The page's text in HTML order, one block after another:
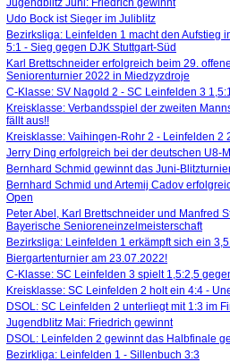
Jugendblitz Juni: Friedrich gewinnt
Udo Bock ist Sieger im Juliblitz
Bezirksliga: Leinfelden 1 macht den Aufstieg
5:1 - Sieg gegen DJK Stuttgart-Süd
Karl Brettschneider erfolgreich beim 29.
Seniorenturnier 2022 in Miedzyzdroje
C-Klasse: SV Nagold 2 - SC Leinfelden 3
Kreisklasse: Verbandsspiel der zweiten
fällt aus!!
Kreisklasse: Vaihingen-Rohr 2 - Leinfelden 2
Jerry Ding erfolgreich bei der deutschen U8-
Bernhard Schmid gewinnt das Juni-
Bernhard Schmid und Artemij Cadov
Open
Peter Abel, Karl Brettschneider und Manfred
Bayerische Senioreneinzelmeisterschaft
Bezirksliga: Leinfelden 1 erkämpft sich ein
Biergartenturnier am 23.07.2022!
C-Klasse: SC Leinfelden 3 spielt 1,5:2,5
Kreisklasse: SC Leinfelden 2 holt ein 4:4 -
DSOL: SC Leinfelden 2 unterliegt mit 1:3 im
Jugendblitz Mai: Friedrich gewinnt
DSOL: Leinfelden 2 gewinnt das Halbfinale
Bezirkliga: Leinfelden 1 - Sillenbuch 3:3